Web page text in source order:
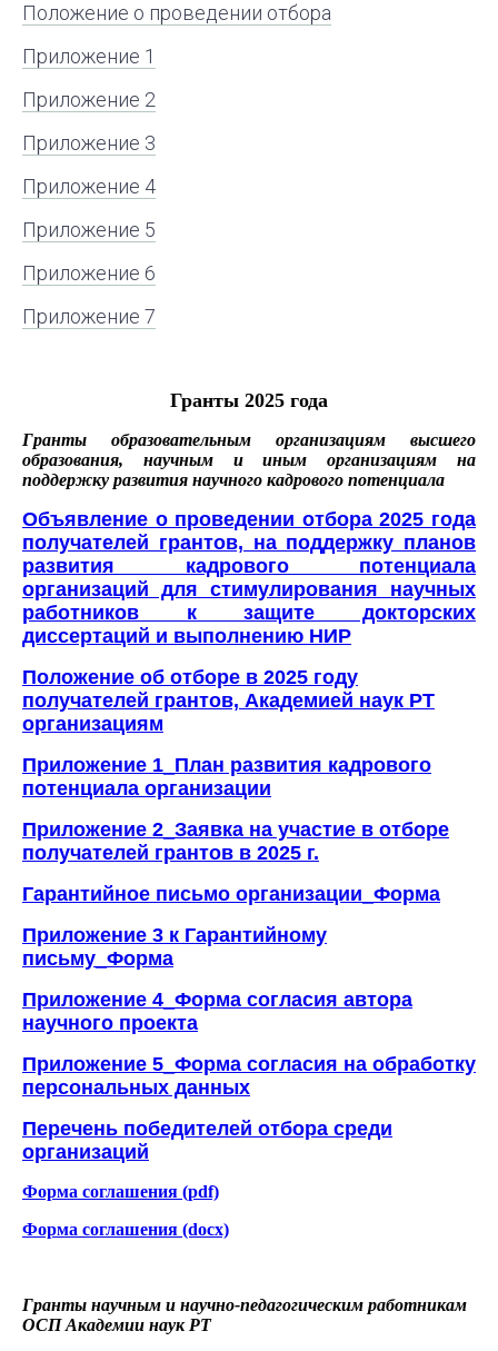
Положение о проведении отбора
Приложение 1
Приложение 2
Приложение 3
Приложение 4
Приложение 5
Приложение 6
Приложение 7
Гранты 2025 года
Гранты образовательным организациям высшего
образования, научным и иным организациям на
поддержку развития научного кадрового потенциала
Объявление о проведении отбора 2025 года
получателей грантов, на поддержку планов
развития кадрового потенциала
организаций для стимулирования научных
работников к защите докторских
диссертаций и выполнению НИР
Положение об отборе в 2025 году
получателей грантов, Академией наук РТ
организациям
Приложение 1_План развития кадрового
потенциала организации
Приложение 2_Заявка на участие в отборе
получателей грантов в 2025 г.
Гарантийное письмо организации_Форма
Приложение 3 к Гарантийному
письму_Форма
Приложение 4_Форма согласия автора
научного проекта
Приложение 5_Форма согласия на обработку
персональных данных
Перечень победителей отбора среди
организаций
Форма соглашения (pdf)
Форма соглашения (docx)
Гранты научным и научно-педагогическим работникам
ОСП Академии наук РТ